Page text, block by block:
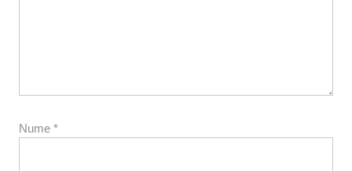
Nume *